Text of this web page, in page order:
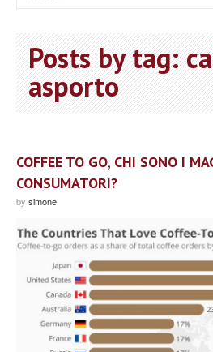
Posts by tag:
asporto
COFFEE TO GO, CHI SONO I
CONSUMATORI?
by simone